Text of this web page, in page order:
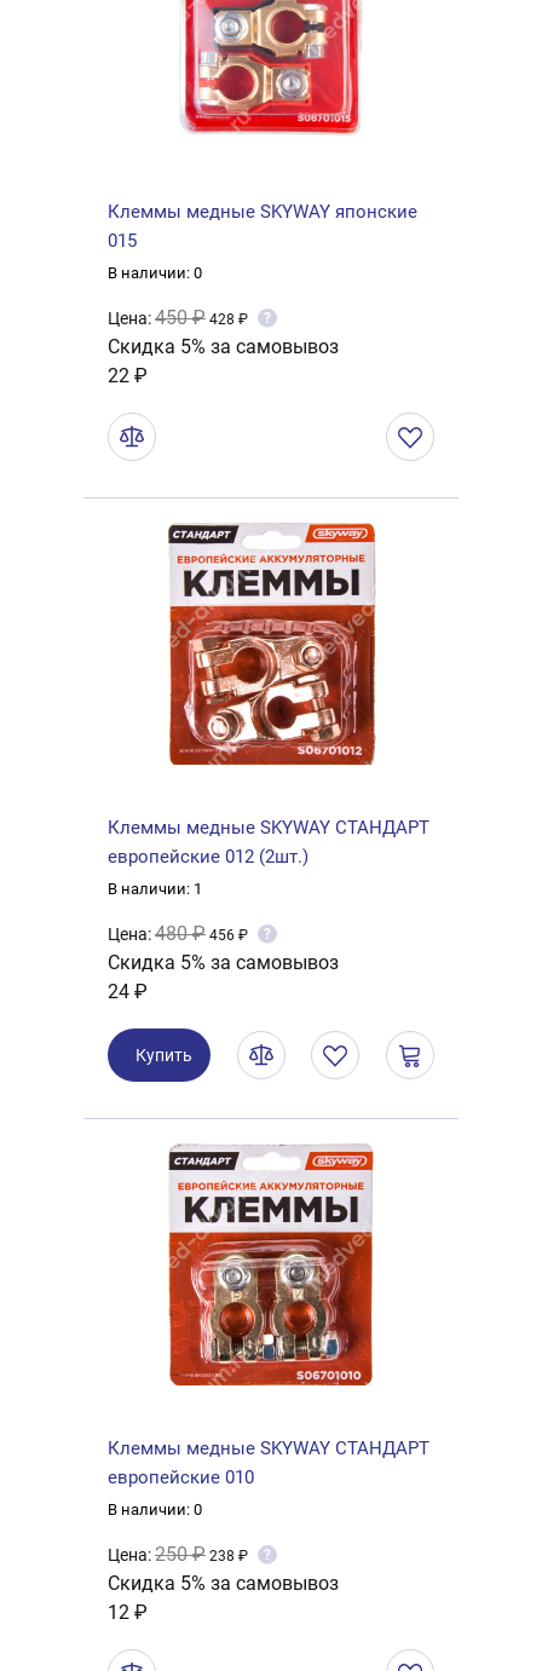
Клеммы медные SKYWAY японские
015
В наличии: 0
Цена:450 ₽ 428 ₽ ?
Скидка 5% за самовывоз
22 ₽
Клеммы медные SKYWAY СТАНДАРТ
европейские 012 (2шт.)
В наличии: 1
Цена:480 ₽ 456 ₽ ?
Скидка 5% за самовывоз
24 ₽
Купить
Клеммы медные SKYWAY СТАНДАРТ
европейские 010
В наличии: 0
Цена:250 ₽ 238 ₽ ?
Скидка 5% за самовывоз
12 ₽